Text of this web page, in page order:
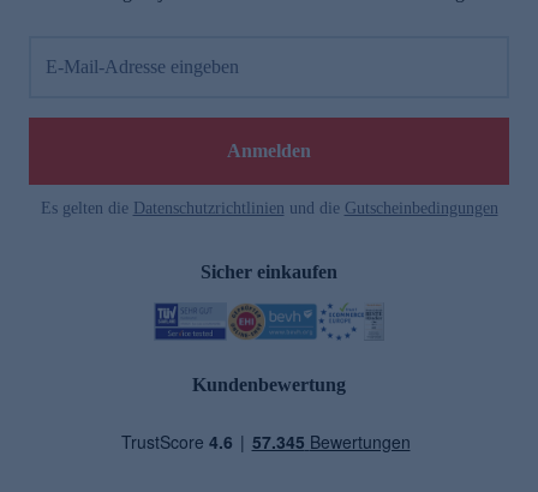
E-Mail-Adresse eingeben
Anmelden
Es gelten die Datenschutzrichtlinien und die Gutscheinbedingungen
Sicher einkaufen
Kundenbewertung